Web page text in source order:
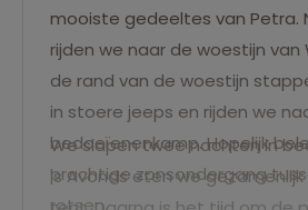
mooiste gedeeltes van Petra.
rijden we naar de woestijn van
de rand van de woestijn
in stoere jeeps en rijden we
bedoeïenenkamp. Hopelijk
prachtige zonsondergang
rotsen.
We slapen twee nachten in
's Avonds eten we